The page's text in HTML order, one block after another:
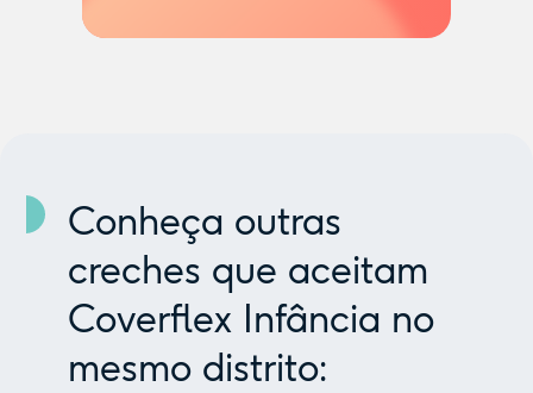
Conheça outras
creches que aceitam
Coverflex Infância no
mesmo distrito: